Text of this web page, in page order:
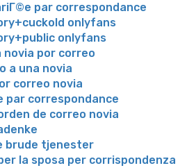
par correspondance
onlyfans
onlyfans
novia por correo
a una novia
correo novia
par correspondance
de correo novia
brude tjenester
la sposa per corrispondenza